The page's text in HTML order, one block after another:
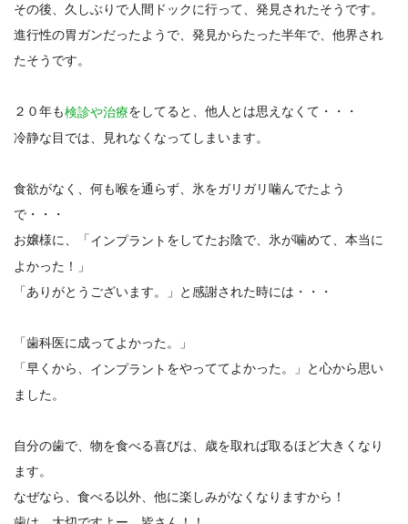
その後、久しぶりで人間ドックに行って、発見されたそうです。
進行性の胃ガンだったようで、発見からたった半年で、他界され
たそうです。
２０年も検診や治療をしてると、他人とは思えなくて・・・
冷静な目では、見れなくなってしまいます。
食欲がなく、何も喉を通らず、氷をガリガリ噛んでたよう
で・・・
お嬢様に、「インプラント をしてたお陰で、氷が噛めて、本当に
よかった！」
「ありがとうございます。」と感謝された時には・・・
「歯科医に成ってよかった。」
「早くから、 インプラント をやっててよかった。」と心から思い
ました。
自分の歯で、物を食べる喜びは、歳を取れば取るほど大きくなり
ます。
なぜなら、食べる以外、他に楽しみがなくなりますから！